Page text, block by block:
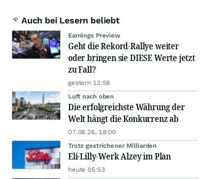
Auch bei Lesern beliebt
Earnings Preview
Geht die Rekord-Rallye weiter
oder bringen sie DIESE Werte jetzt
zu Fall?
gestern 12:58
Luft nach oben
Die erfolgreichste Währung der
Welt hängt die Konkurrenz ab
07.08.26, 18:00
Trotz gestrichener Milliarden
Eli-Lilly-Werk Alzey im Plan
heute 05:53